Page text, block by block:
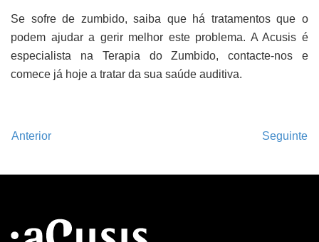
Se sofre de zumbido, saiba que há tratamentos que o
podem ajudar a gerir melhor este problema. A Acusis é
especialista na Terapia do Zumbido, contacte-nos e
comece já hoje a tratar da sua saúde auditiva.
Anterior Seguinte